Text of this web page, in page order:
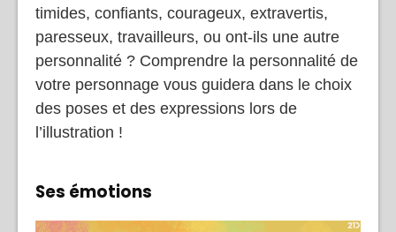
timides, confiants, courageux, extravertis,
paresseux, travailleurs, ou ont-ils une autre
personnalité ? Comprendre la personnalité de
votre personnage vous guidera dans le choix
des poses et des expressions lors de
l’illustration !
Ses émotions